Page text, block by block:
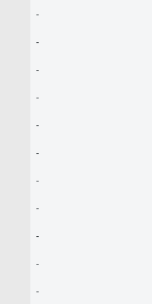
-
-
-
-
-
-
-
-
-
-
-